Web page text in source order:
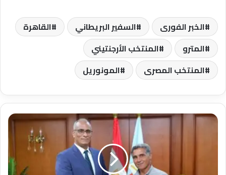
الخبر الفورى السفير البريطاني
القاهرة
المترو
المنتخب الأرجنتيني
المنتخب المصرى
المونوريل
محافظ
كفرالشيخ